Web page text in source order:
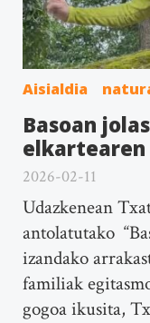
Aisialdia
Basoan
2026-02-11
Udazkenean
antolatutako
izandako
familiak
gogoa ikusita,